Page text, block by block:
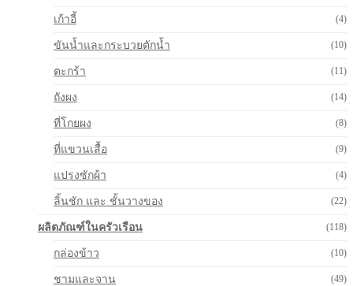
เก้าอี้ (4)
ขันน้ำและกระบวยตักน้ำ (10)
ตะกร้า (11)
ถังผง (14)
ที่โกยผง (8)
ที่แขวนเสื้อ (9)
แปรงซักผ้า (4)
ลิ้นชัก และ ชั้นวางของ (22)
ผลิตภัณฑ์ในครัวเรือน (118)
กล่องข้าว (10)
ชามและจาน (49)